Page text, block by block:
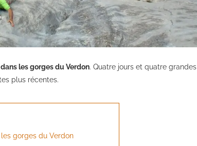
les gorges du Verdon. Quatre jours et quatre grandes
plus récentes.
gorges du Verdon